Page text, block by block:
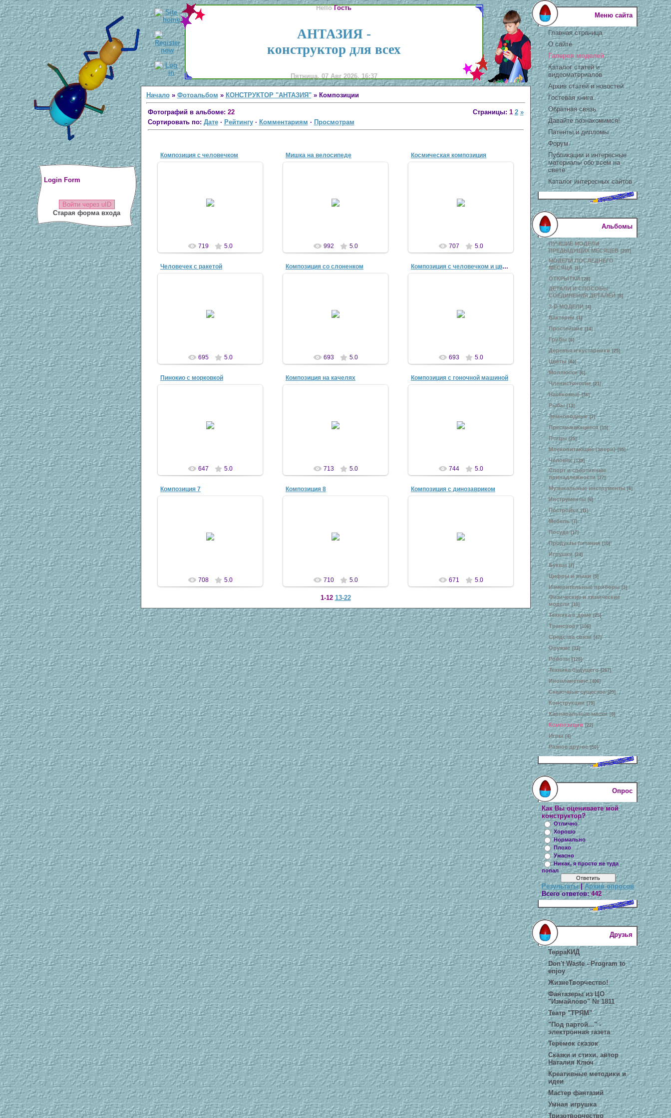
Login Form
Войти через uID
Старая форма входа
HelloГость
АНТАЗИЯ -
конструктор для всех
Пятница, 07 Авг 2026, 16:37
Начало» Фотоальбом » КОНСТРУКТОР "АНТАЗИЯ"» Композиции
Фотографий в альбоме: 22 Страницы: 1 2 »
Сортировать по: Дате· Рейтингу· Комментариям · Просмотрам
Композиция с человечком
719 5.0
Мишка на велосипеде
992 5.0
Космическая композиция
707 5.0
Человечек с ракетой
695 5.0
Композиция со слоненком
693 5.0
Композиция с человечком и цветком
693 5.0
Пинокио с морковкой
647 5.0
Композиция на качелях
713 5.0
Композиция с гоночной машиной
744 5.0
Композиция 7
708 5.0
Композиция 8
710 5.0
Композиция с динозавриком
671 5.0
1-12 13-22
Меню сайта
Главная страница
О сайте
Галерея моделей
Каталог статей и
видеоматериалов
Архив статей и новостей
Гостевая книга
Обратная связь
Давайте познакомимся!
Патенты и дипломы
Форум
Публикации и интересные
материалы обо всем на
свете
Каталог интересных сайтов
Альбомы
ЛУЧШИЕ МОДЕЛИ
ПРЕДЫДУЩИХ МЕСЯЦЕВ
[207]
МОДЕЛИ ПОСЛЕДНЕГО
МЕСЯЦА [1]
ОТКРЫТКИ [28]
ДЕТАЛИ И СПОСОБЫ
СОЕДИНЕНИЯ ДЕТАЛЕЙ [8]
3-D МОДЕЛИ [4]
Бактерии [1]
Простейшие [14]
Грибы [6]
Деревья и кустарники [25]
Цветы [84]
Моллюски [6]
Членистоногие [21]
Насекомые [36]
Рыбы [13]
Земноводные [2]
Пресмыкающиеся [15]
Птицы [25]
Млекопитающие (звери) [95]
Человек [139]
Спорт и спортивные
принадлежности [27]
Музыкальные инструменты [6]
Инструменты [6]
Постройки [11]
Мебель [7]
Посуда [17]
Продукты питания [10]
Игрушки [24]
Буквы [7]
Цифры и знаки [5]
Измерительные приборы [3]
Физические и химические
модели [10]
Техника в доме [25]
Транспорт [106]
Средства связи [47]
Оружие [33]
Роботы [128]
Техника будущего [267]
Инопланетяне [406]
Сказочные существа [29]
Конструкции [79]
Карнавальные маски [8]
Композиции [22]
Игры [4]
Разное другое [50]
Опрос
Как Вы оцениваете мой
конструктор?
Отлично
Хорошо
Нормально
Плохо
Ужасно
Никак, я просто не туда
попал
Результаты|Архив опросов
Всего ответов:442
Друзья
ТерраКИД
Don't Waste - Program to
enjoy
ЖизнеТворчество!
Фантазеры из ЦО
"Измайлово" № 1811
Театр "ТРЯМ"
"Под партой..." -
электронная газета
Теремок сказок
Сказки и стихи, автор
Наталия Ключ
Креативные методики и
идеи
Мастер фантазий
Умная игрушка
Тризотворчество